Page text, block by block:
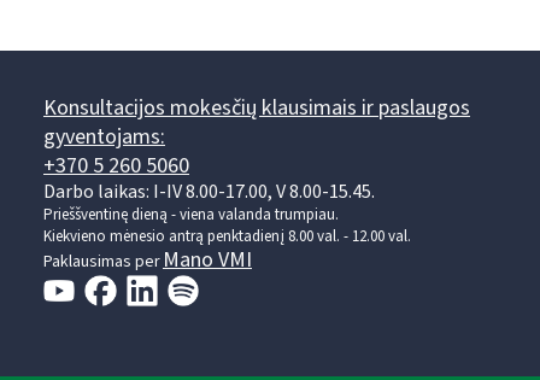
Konsultacijos mokesčių klausimais ir paslaugos
gyventojams:
+370 5 260 5060
Darbo laikas: I-IV 8.00-17.00, V 8.00-15.45.
Prieššventinę dieną - viena valanda trumpiau.
Kiekvieno mėnesio antrą penktadienį 8.00 val. - 12.00 val.
Paklausimas perMano VMI